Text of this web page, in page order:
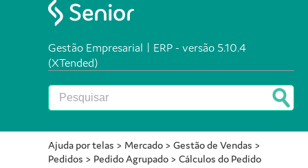
Gestão Empresarial | ERP - versão 5.10.4
(XTended)
Ajuda por telas > Mercado > Gestão de Vendas >
Pedidos > Pedido Agrupado > Cálculos do Pedido